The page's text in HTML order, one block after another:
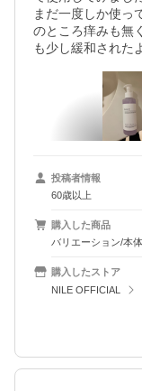
まだ一度しか使っ
のところ痒みも無
も少し緩和された
投稿者情報
60歳以上
購入した商品
バリエーション/本
購入したストア
NILE OFFICIAL